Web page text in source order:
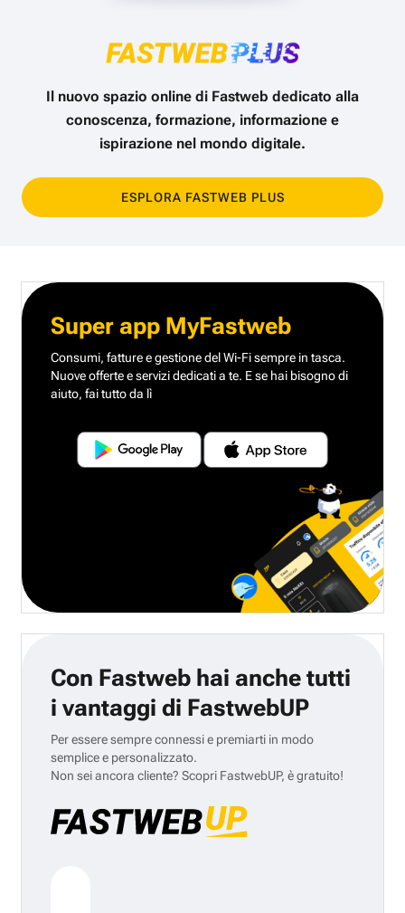
Il nuovo spazio online di Fastweb dedicato alla
conoscenza, formazione, informazione e
ispirazione nel mondo digitale.
ESPLORA FASTWEB PLUS
Super app MyFastweb
Consumi, fatture e gestione del Wi-Fi sempre in tasca.
Nuove offerte e servizi dedicati a te. E se hai bisogno di
aiuto, fai tutto da lì
Con Fastweb hai anche tutti
i vantaggi di FastwebUP
Per essere sempre connessi e premiarti in modo
semplice e personalizzato.
Non sei ancora cliente? Scopri FastwebUP, è gratuito!